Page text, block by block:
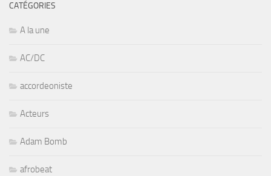
CATÉGORIES
A la une
AC/DC
accordeoniste
Acteurs
Adam Bomb
afrobeat